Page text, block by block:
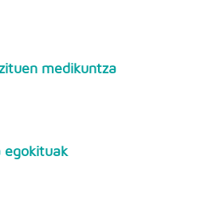
medikuntza
egokituak